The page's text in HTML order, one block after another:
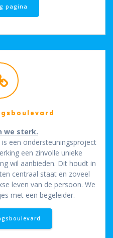
pagina
we sterk.
een ondersteuningsproject
een zinvolle unieke
wil aanbieden. Dit houdt in
centraal staat en zoveel
leven van de persoon. We
met een begeleider.